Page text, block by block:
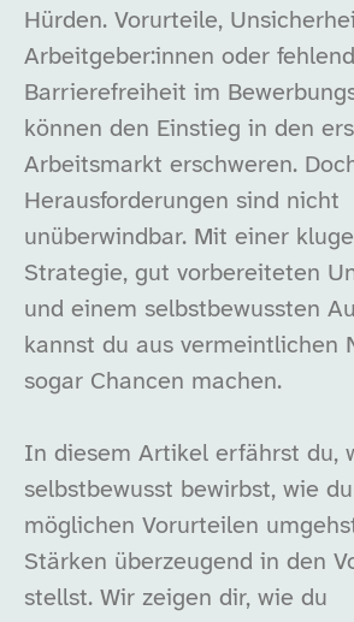
Hürden. Vorurteile,
Arbeitgeber:innen oder
Barrierefreiheit im
können den Einstieg in den
Arbeitsmarkt erschweren.
Herausforderungen sind nicht
unüberwindbar. Mit einer
Strategie, gut vorbereiteten
und einem selbstbewussten
kannst du aus vermeintlichen
sogar Chancen machen.
In diesem Artikel erfährst du,
selbstbewusst bewirbst, wie
möglichen Vorurteilen
Stärken überzeugend in den
stellst. Wir zeigen dir, wie du